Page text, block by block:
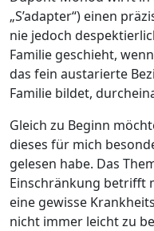
„S’adapter“) einen
nie jedoch
Familie geschieht,
das fein austarierte
Familie bildet,
Gleich zu Beginn
dieses für mich
gelesen habe. Das
Einschränkung betrifft
eine gewisse
nicht immer leicht zu